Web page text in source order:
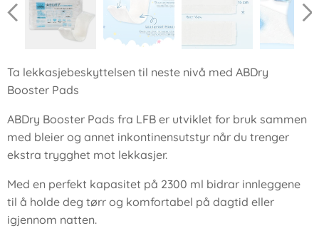
Ta lekkasjebeskyttelsen til neste nivå med ABDry
Booster Pads
ABDry Booster Pads fra LFB er utviklet for bruk sammen
med bleier og annet inkontinensutstyr når du trenger
ekstra trygghet mot lekkasjer.
Med en perfekt kapasitet på 2300 ml bidrar innleggene
til å holde deg tørr og komfortabel på dagtid eller
igjennom natten.